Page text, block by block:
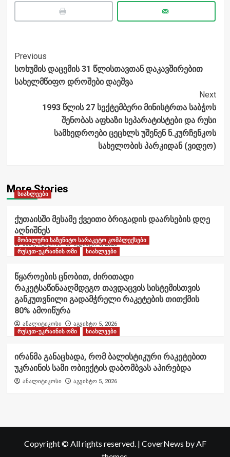
Post
Navigation
Previous
სოხუმის დაცემის 31 წლისთავთან დაკავშირებით
სახელმწიფო დროშები დაეშვა
Next
1993 წლის 27 სექტემბერი მინისტრთა საბჭოს
შენობას აფხაზი სეპარატისტები და რუსი
სამხედროები ცეცხლს უშენენ ნ.კურჩენკოს
სახელობის პარკიდან (ვიდეო)
More Stories
სიახლეები
ქუთაისში მესამე ქვეითი ბრიგადის დაარსების დღე
აღნიშნეს
ანალიტიკოსი აგვისტო 6, 2026
მობილური საზენიტო სარაკეტო კომპლექსები
რუსეთ-უკრაინის ომი
სიახლეები
წყაროების ცნობით, ძირითადი
რაკეტსაწინააღმდეგო თავდაცვის სისტემისთვის
განკუთვნილი გადამჭრელი რაკეტების თითქმის
80% ამოიწურა
ანალიტიკოსი
აგვისტო 5, 2026
რუსეთ-უკრაინის ომი
სიახლეები
ირანმა განაცხადა, რომ ბალისტიკური რაკეტებით
უკრაინის სამი ობიექტის დაბომბვას აპირებდა
ანალიტიკოსი აგვისტო 5, 2026
Copyright © All rights reserved. | CoverNews by AF